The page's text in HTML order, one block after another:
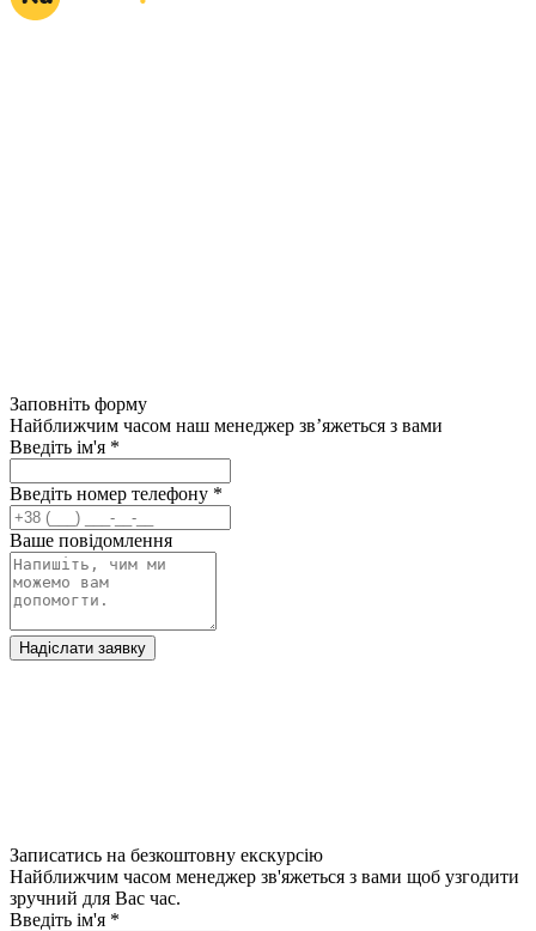
Заповніть форму
Найближчим часом наш менеджер зв’яжеться з вами
Введіть ім'я *
Введіть номер телефону *
Ваше повідомлення
Надіслати заявку
Записатись на безкоштовну екскурсію
Найближчим часом менеджер зв'яжеться з вами щоб узгодити
зручний для Вас час.
Введіть ім'я *